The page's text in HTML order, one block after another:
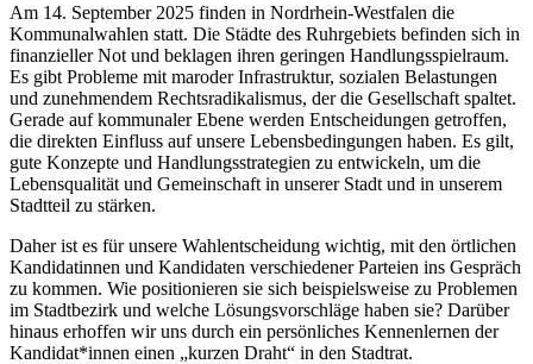
Am 14. September 2025 finden in Nordrhein-Westfalen die
Kommunalwahlen statt. Die Städte des Ruhrgebiets befinden sich in
finanzieller Not und beklagen ihren geringen Handlungsspielraum.
Es gibt Probleme mit maroder Infrastruktur, sozialen Belastungen
und zunehmendem Rechtsradikalismus, der die Gesellschaft spaltet.
Gerade auf kommunaler Ebene werden Entscheidungen getroffen,
die direkten Einfluss auf unsere Lebensbedingungen haben. Es gilt,
gute Konzepte und Handlungsstrategien zu entwickeln, um die
Lebensqualität und Gemeinschaft in unserer Stadt und in unserem
Stadtteil zu stärken.
Daher ist es für unsere Wahlentscheidung wichtig, mit den örtlichen
Kandidatinnen und Kandidaten verschiedener Parteien ins Gespräch
zu kommen. Wie positionieren sie sich beispielsweise zu Problemen
im Stadtbezirk und welche Lösungsvorschläge haben sie? Darüber
hinaus erhoffen wir uns durch ein persönliches Kennenlernen der
Kandidat*innen einen „kurzen Draht“ in den Stadtrat.